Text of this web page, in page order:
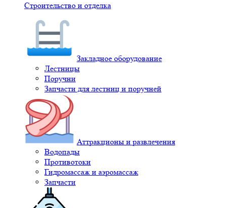
Строительство и отделка
Закладное оборудование
Лестницы
Поручни
Запчасти для лестниц и поручней
Аттракционы и развлечения
Водопады
Противотоки
Гидромассаж и аэромассаж
Запчасти